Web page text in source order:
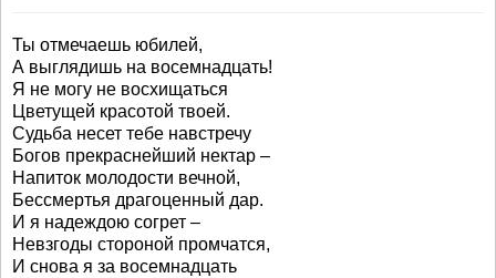
Ты отмечаешь юбилей,
А выглядишь на восемнадцать!
Я не могу не восхищаться
Цветущей красотой твоей.
Судьба несет тебе навстречу
Богов прекраснейший нектар –
Напиток молодости вечной,
Бессмертья драгоценный дар.
И я надеждою согрет –
Невзгоды стороной промчатся,
И снова я за восемнадцать